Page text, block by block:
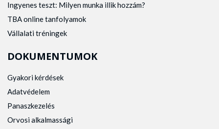
Ingyenes teszt: Milyen munka illik hozzám?
TBA online tanfolyamok
Vállalati tréningek
DOKUMENTUMOK
Gyakori kérdések
Adatvédelem
Panaszkezelés
Orvosi alkalmassági